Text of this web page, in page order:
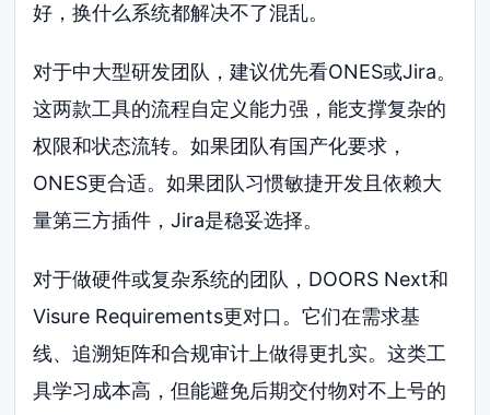
好，换什么系统都解决不了混乱。
对于中大型研发团队，建议优先看ONES或Jira。
这两款工具的流程自定义能力强，能支撑复杂的
权限和状态流转。如果团队有国产化要求，
ONES更合适。如果团队习惯敏捷开发且依赖大
量第三方插件，Jira是稳妥选择。
对于做硬件或复杂系统的团队，DOORS Next和
Visure Requirements更对口。它们在需求基
线、追溯矩阵和合规审计上做得更扎实。这类工
具学习成本高，但能避免后期交付物对不上号的